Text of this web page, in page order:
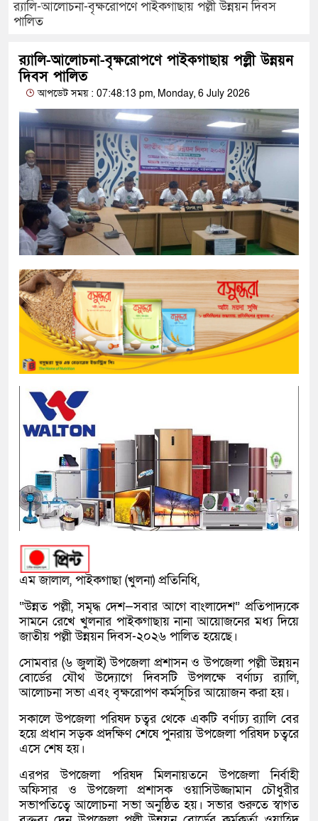
র‌্যালি-আলোচনা-বৃক্ষরোপণে পাইকগাছায় পল্লী উন্নয়ন দিবস
পালিত
র‌্যালি-আলোচনা-বৃক্ষরোপণে পাইকগাছায় পল্লী উন্নয়ন
দিবস পালিত
আপডেট সময় : 07:48:13 pm, Monday, 6 July 2026
এম জালাল, পাইকগাছা (খুলনা) প্রতিনিধি,
“উন্নত পল্লী, সমৃদ্ধ দেশ—সবার আগে বাংলাদেশ” প্রতিপাদ্যকে
সামনে রেখে খুলনার পাইকগাছায় নানা আয়োজনের মধ্য দিয়ে
জাতীয় পল্লী উন্নয়ন দিবস-২০২৬ পালিত হয়েছে।
সোমবার (৬ জুলাই) উপজেলা প্রশাসন ও উপজেলা পল্লী উন্নয়ন
বোর্ডের যৌথ উদ্যোগে দিবসটি উপলক্ষে বর্ণাঢ্য র‌্যালি,
আলোচনা সভা এবং বৃক্ষরোপণ কর্মসূচির আয়োজন করা হয়।
সকালে উপজেলা পরিষদ চত্বর থেকে একটি বর্ণাঢ্য র‌্যালি বের
হয়ে প্রধান সড়ক প্রদক্ষিণ শেষে পুনরায় উপজেলা পরিষদ চত্বরে
এসে শেষ হয়।
এরপর উপজেলা পরিষদ মিলনায়তনে উপজেলা নির্বাহী
অফিসার ও উপজেলা প্রশাসক ওয়াসিউজ্জামান চৌধুরীর
সভাপতিত্বে আলোচনা সভা অনুষ্ঠিত হয়। সভার শুরুতে স্বাগত